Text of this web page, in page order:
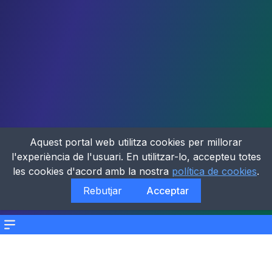
Menu
Aquest portal web utilitza cookies per millorar
l'experiència de l'usuari. En utilitzar-lo, accepteu totes
les cookies d'acord amb la nostra política de cookies.
Rebutjar
Acceptar